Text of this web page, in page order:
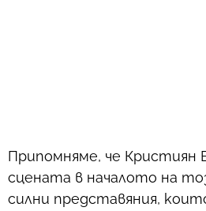
Припомняме, че Кристиян
сцената в началото на
силни представяния,